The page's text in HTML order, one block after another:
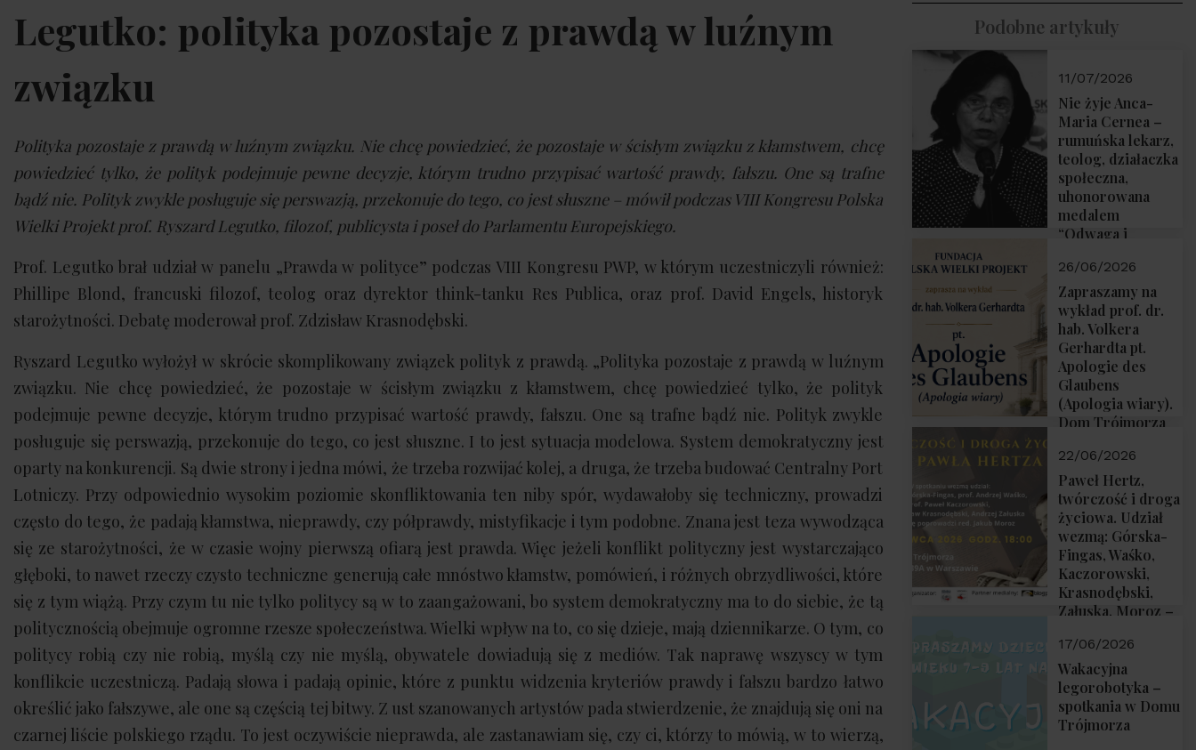
Legutko: polityka pozostaje z prawdą w luźnym
związku
Polityka pozostaje z prawdą w luźnym związku. Nie chcę powiedzieć, że pozostaje w ścisłym związku z kłamstwem, chcę
powiedzieć tylko, że polityk podejmuje pewne decyzje, którym trudno przypisać wartość prawdy, fałszu. One są trafne
bądź nie. Polityk zwykle posługuje się perswazją, przekonuje do tego, co jest słuszne – mówił podczas VIII Kongresu Polska
Wielki Projekt prof. Ryszard Legutko, filozof, publicysta i poseł do Parlamentu Europejskiego.
Prof. Legutko brał udział w panelu „Prawda w polityce” podczas VIII Kongresu PWP, w którym uczestniczyli również:
Phillipe Blond, francuski filozof, teolog oraz dyrektor think-tanku Res Publica, oraz prof. David Engels, historyk
starożytności. Debatę moderował prof. Zdzisław Krasnodębski.
Ryszard Legutko wyłożył w skrócie skomplikowany związek polityk z prawdą. „Polityka pozostaje z prawdą w luźnym
związku. Nie chcę powiedzieć, że pozostaje w ścisłym związku z kłamstwem, chcę powiedzieć tylko, że polityk
podejmuje pewne decyzje, którym trudno przypisać wartość prawdy, fałszu. One są trafne bądź nie. Polityk zwykle
posługuje się perswazją, przekonuje do tego, co jest słuszne. I to jest sytuacja modelowa. System demokratyczny jest
oparty na konkurencji. Są dwie strony i jedna mówi, że trzeba rozwijać kolej, a druga, że trzeba budować Centralny Port
Lotniczy. Przy odpowiednio wysokim poziomie skonfliktowania ten niby spór, wydawałoby się techniczny, prowadzi
często do tego, że padają kłamstwa, nieprawdy, czy półprawdy, mistyfikacje i tym podobne. Znana jest teza wywodząca
się ze starożytności, że w czasie wojny pierwszą ofiarą jest prawda. Więc jeżeli konflikt polityczny jest wystarczająco
głęboki, to nawet rzeczy czysto techniczne generują całe mnóstwo kłamstw, pomówień, i różnych obrzydliwości, które
się z tym wiążą. Przy czym tu nie tylko politycy są w to zaangażowani, bo system demokratyczny ma to do siebie, że tą
politycznością obejmuje ogromne rzesze społeczeństwa. Wielki wpływ na to, co się dzieje, mają dziennikarze. O tym, co
politycy robią czy nie robią, myślą czy nie myślą, obywatele dowiadują się z mediów. Tak naprawę wszyscy w tym
konflikcie uczestniczą. Padają słowa i padają opinie, które z punktu widzenia kryteriów prawdy i fałszu bardzo łatwo
określić jako fałszywe, ale one są częścią tej bitwy. Z ust szanowanych artystów pada stwierdzenie, że znajdują się oni na
czarnej liście polskiego rządu. To jest oczywiście nieprawda, ale zastanawiam się, czy ci, którzy to mówią, w to wierzą,
Podobne artykuły
11/07/2026
Nie żyje Anca-
Maria Cernea –
rumuńska lekarz,
teolog, działaczka
społeczna,
uhonorowana
medalem
“Odwaga i
przez Fundację
Polska Wielki
Projekt
26/06/2026
Zapraszamy na
wykład prof. dr.
hab. Volkera
Gerhardta pt.
Apologie des
Glaubens
(Apologia wiary).
Dom Trójmorza
godz. 18:00.
22/06/2026
Paweł Hertz,
twórczość i droga
życiowa. Udział
wezmą: Górska-
Fingas, Waśko,
Kaczorowski,
Krasnodębski,
Załuska, Moroz –
r. godz. 18:00 w
Domu Trójmorza.
Zapraszamy!
17/06/2026
Wakacyjna
legorobotyka –
spotkania w Domu
Trójmorza